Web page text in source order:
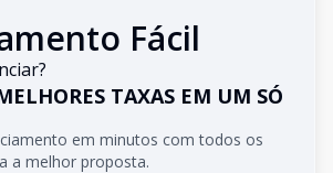
Fácil
TAXAS EM UM SÓ
em minutos com todos os
a melhor proposta.